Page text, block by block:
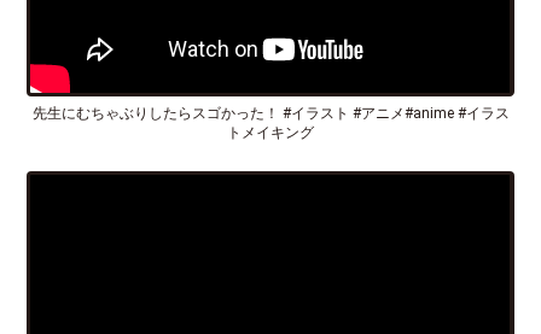
先生にむちゃぶりしたらスゴかった！ #イラスト #アニメ#anime #イラス
トメイキング